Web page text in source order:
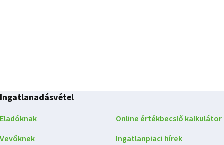
Ingatlanadásvétel
Eladóknak
Vevőknek
Online értékbecslő kalkulátor
Ingatlanpiaci hírek